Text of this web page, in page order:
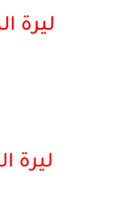
ليرة
ليرة